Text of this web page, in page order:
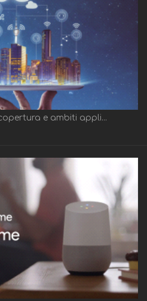
e ambiti appli...